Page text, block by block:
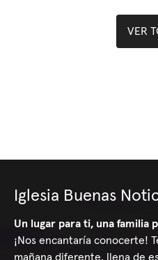
VER
Iglesia Buenas
Un lugar para ti, una familia
¡Nos encantaría conocerte!
mañana diferente, llena de